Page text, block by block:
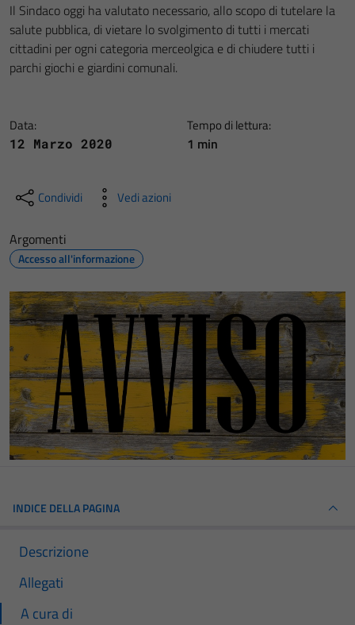
Il Sindaco oggi ha valutato necessario, allo scopo di tutelare la
salute pubblica, di vietare lo svolgimento di tutti i mercati
cittadini per ogni categoria merceolgica e di chiudere tutti i
parchi giochi e giardini comunali.
Data:
12 Marzo 2020
Tempo di lettura:
1 min
Condividi Vedi azioni
Argomenti
Accesso all'informazione
INDICE DELLA PAGINA
Descrizione
Allegati
A cura di